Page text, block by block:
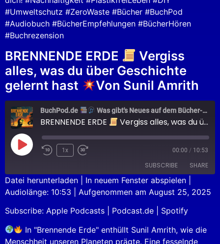
#Umweltschutz #ZeroWaste #Bücher #BuchPod
#Audiobuch #BücherEmpfehlungen #BücherHören
#Buchrezension
BRENNENDE ERDE
Vergiss
alles, was du über Geschichte
gelernt hast
Von Sunil Amrith
BuchPod.de Was gibt's Neues auf dem Bücher-Markt?
BRENNENDE ERDE Vergiss alles, was du über Geschichte gelernt hast
1x 00:00 / 10:53
SUBSCRIBE SHARE
Apple Podcasts Podcast.de
Spotify
RSS FEED
SHARE
LINK
EMBED
Datei herunterladen In neuem Fenster abspielen
Audiolänge: 10:53
Aufgenommen am August 25, 2025
Subscribe: Apple Podcasts Podcast.de
Spotify
In "Brennende Erde" enthüllt Sunil Amrith, wie die
Menschheit unseren Planeten prägte. Eine fesselnde